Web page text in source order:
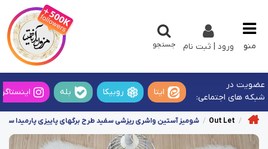
منو ورود | ثبت نام جستجو
عضویت در
شبکه های اجتماعی:
ایتا روبیکا بله
Out Let شومیز آستین واشری ریزشی سفید طرح برگهای پاییزی پارمیدا سایز-5-